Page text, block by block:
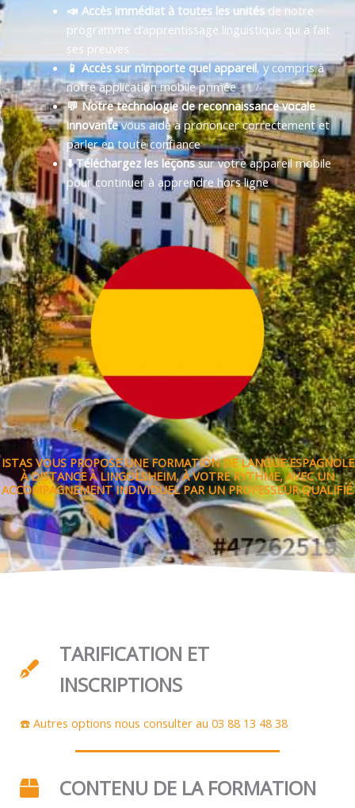
📣 Accès immédiat à toutes les unitésde notre
programme d’apprentissage linguistique qui a fait
ses preuves
📱 Accès sur n’importe quel appareil, y compris à
notre application mobile primée
💬 Notre technologie de reconnaissance vocale
innovantevous aide à prononcer correctement et
parler en toute confiance
⬇️ Téléchargez les leçonssur votre appareil mobile
pour continuer à apprendre hors ligne
ISTAS VOUS PROPOSE UNE FORMATION DE LANGUE ESPAGNOLE
À DISTANCE À LINGOLSHEIM, À VOTRE RYTHME, AVEC UN
ACCOMPAGNEMENT INDIVIDUEL PAR UN PROFESSEUR QUALIFIÉ.
TARIFICATION ET
INSCRIPTIONS
☎️ Autres options nous consulter au 03 88 13 48 38
CONTENU DE LA FORMATION